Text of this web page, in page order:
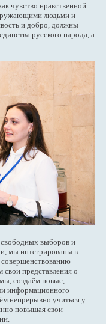
чувство нравственной
людьми и
и добро, должны
русского народа, а
выборов и
мы интегрированы в
представления о
создаём новые,
информационного
непрерывно учиться у
повышая свои